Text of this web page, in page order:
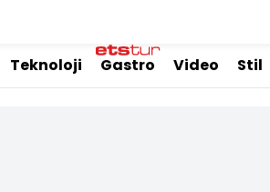
Teknoloji Gastro Video Stil